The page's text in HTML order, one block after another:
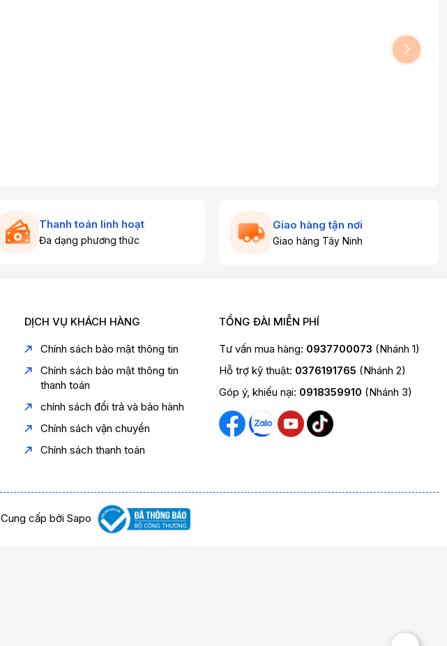
Thanh toán linh hoạt
Đa dạng phương thức
Giao hàng tận nơi
Giao hàng Tây Ninh
DỊCH VỤ KHÁCH HÀNG
Chính sách bảo mật thông tin
Chính sách bảo mật thông tin
thanh toán
chính sách đổi trả và bảo hành
Chính sách vận chuyển
Chính sách thanh toán
TỔNG ĐÀI MIỄN PHÍ
Tư vấn mua hàng: 0937700073 (Nhánh 1)
Hỗ trợ kỹ thuật: 0376191765 (Nhánh 2)
Góp ý, khiếu nại: 0918359910 (Nhánh 3)
Cung cấp bởi Sapo